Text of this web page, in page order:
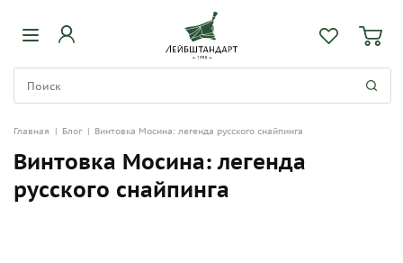
Главная | Блог | Винтовка Мосина: легенда русского снайпинга
Винтовка Мосина: легенда
русского снайпинга